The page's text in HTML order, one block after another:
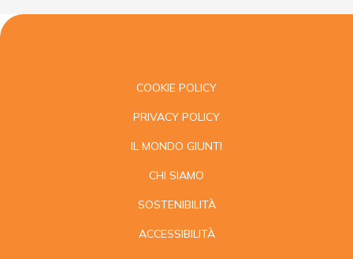
COOKIE POLICY
PRIVACY POLICY
IL MONDO GIUNTI
CHI SIAMO
SOSTENIBILITÀ
ACCESSIBILITÀ